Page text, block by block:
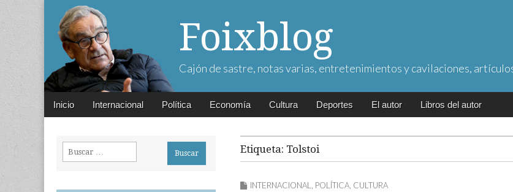
Foixblog
Cajón de sastre, notas varias, entretenimientos y cavilaciones,
Main
Skip
Inicio Internacional Política Economía Cultura Deportes El autor Libros del autor
Etiqueta: Tolstoi
INTERNACIONAL POLÍTICA CULTURA
Buscar: